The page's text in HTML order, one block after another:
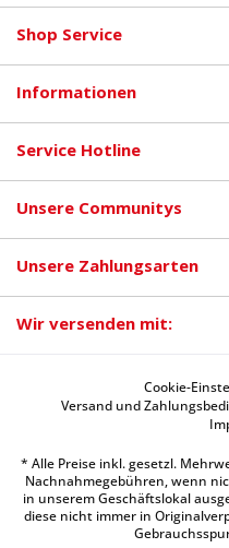
Shop Service
Informationen
Service Hotline
Unsere Communitys
Unsere Zahlungsarten
Wir versenden mit:
Cookie-
Versand und
* Alle Preise inkl. gesetzl.
Nachnahmegebühren, wenn
in unserem Geschäftslokal
diese nicht immer in